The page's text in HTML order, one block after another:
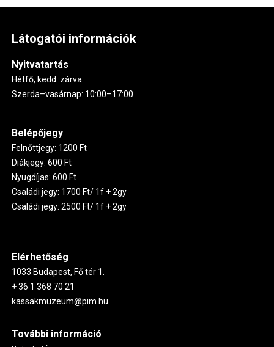
Látogatói információk
Nyitvatartás
Hétfő, kedd: zárva
Szerda–vasárnap: 10:00–17:00
Belépőjegy
Felnőttjegy: 1200 Ft
Diákjegy: 600 Ft
Nyugdíjas: 600 Ft
Családi jegy: 1700 Ft/ 1f + 2gy
Családi jegy: 2500 Ft/ 1f + 2gy
Elérhetőség
1033 Budapest, Fő tér 1.
+ 36 1 368 70 21
kassakmuzeum@pim.hu
További információ